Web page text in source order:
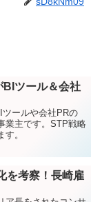
BIツール＆会社
ールや会社PRの
業主です。STP戦略
。
を考察！長崎雇